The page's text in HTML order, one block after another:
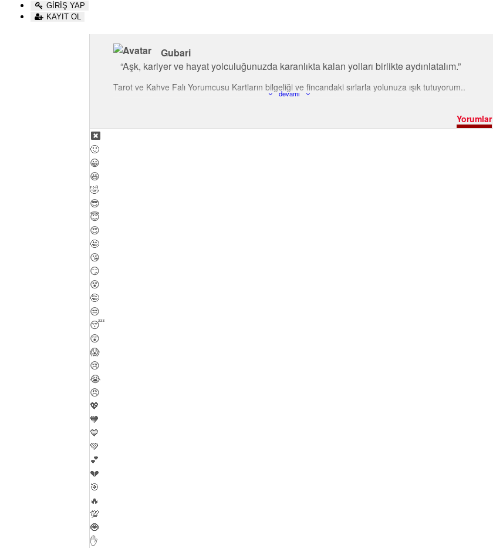
GİRİŞ YAP
KAYIT OL
Gubari
Aşk, kariyer ve hayat yolculuğunuzda karanlıkta kalan yolları birlikte aydınlatalım.
Tarot ve Kahve Falı Yorumcusu Kartların bilgeliği ve fincandaki sırlarla yolunuza ışık tutuyorum..
devamı
Yorumlar
🙂
😀
😆
🤣
😎
😇
😍
🤩
😘
😏
😵
🤪
😒
😴
😲
😱
😢
😭
😠
💖
🧡
💙
💚
💕
💔
🎯
🔥
💯
🧿
✋